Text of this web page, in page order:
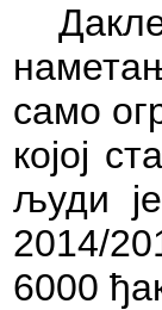
само
којој
људи
2014/
6000